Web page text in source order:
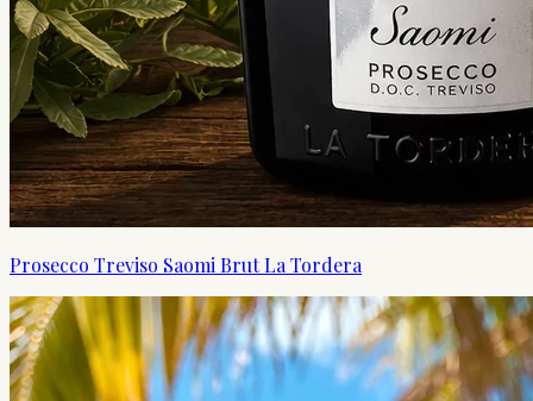
Prosecco Treviso Saomi Brut La Tordera